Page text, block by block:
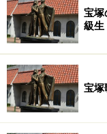
そうです。) 「お
演じた浅利陽介さ
ズ」と同時期に
優・長野里美
さんらの魅力的な
中でもガイドが個
宝
級生
宝塚